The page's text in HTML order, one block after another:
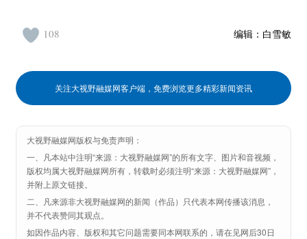
编辑： 白雪敏
108
关注大视野融媒网客户端，免费浏览更多精彩新闻资讯
大视野融媒网版权与免责声明：
一、凡本站中注明“来源：大视野融媒网”的所有文字、图片和音视频，
版权均属大视野融媒网所有，转载时必须注明“来源：大视野融媒网”，
并附上原文链接。
二、凡来源非大视野融媒网的新闻（作品）只代表本网传播该消息，
并不代表赞同其观点。
如因作品内容、版权和其它问题需要同本网联系的，请在见网后30日